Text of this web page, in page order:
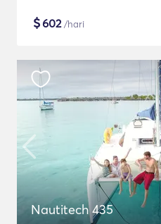
$602/hari
Nautitech 435